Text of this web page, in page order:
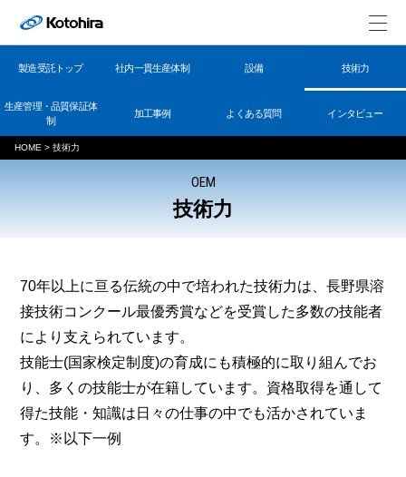
製造受託トップ 社内一貫生産体制 設備 技術力
生産管理・品質保証体
制
加工事例 よくある質問 インタビュー
HOME > 技術力
OEM
技術力
70年以上に亘る伝統の中で培われた技術力は、長野県溶
接技術コンクール最優秀賞などを受賞した多数の技能者
により支えられています。
技能士(国家検定制度)の育成にも積極的に取り組んでお
り、多くの技能士が在籍しています。資格取得を通して
得た技能・知識は日々の仕事の中でも活かされていま
す。※以下一例